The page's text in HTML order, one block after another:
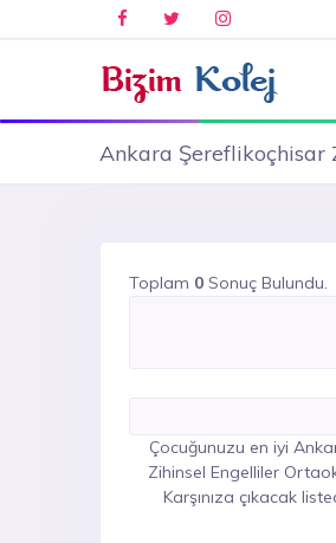
Ankara Şereflikoçhisar
Toplam 0 Sonuç Bulundu.
Çocuğunuzu en iyi
Zihinsel Engelliler
Karşınıza çıkacak